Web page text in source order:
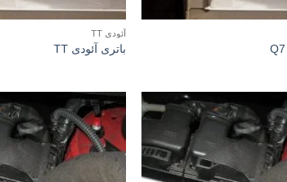
آئودی TT
باتری آئودی TT